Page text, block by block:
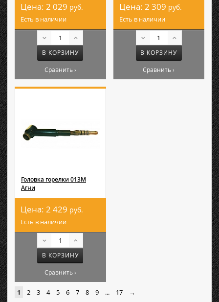
Цена: 2 029 руб.
Есть в наличии
В КОРЗИНУ
Сравнить ›
Цена: 2 309 руб.
Есть в наличии
В КОРЗИНУ
Сравнить ›
Головка горелки 013М
Агни
Цена: 2 429 руб.
Есть в наличии
В КОРЗИНУ
Сравнить ›
1 2 3 4 5 6 7 8 9 ... 17
→